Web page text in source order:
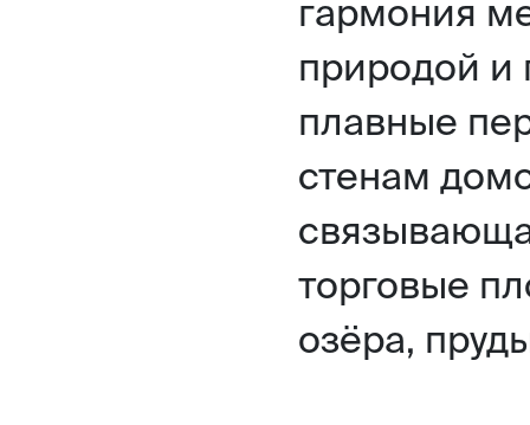
гармония
природой
плавные
стенам
торговые
озёра,